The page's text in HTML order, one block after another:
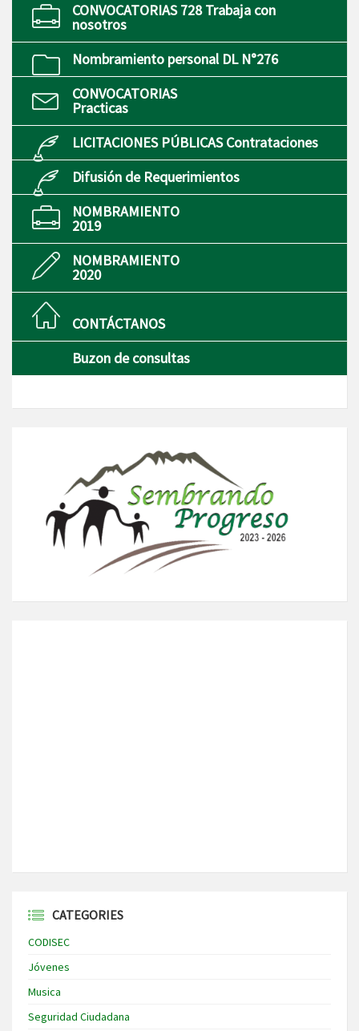
CONVOCATORIAS 728 Trabaja con
nosotros
Nombramiento personal DL N°276
CONVOCATORIAS
Practicas
LICITACIONES PÚBLICAS Contrataciones
Difusión de Requerimientos
NOMBRAMIENTO
2019
NOMBRAMIENTO
2020
CONTÁCTANOS
Buzon de consultas
CATEGORIES
CODISEC
Jóvenes
Musica
Seguridad Ciudadana